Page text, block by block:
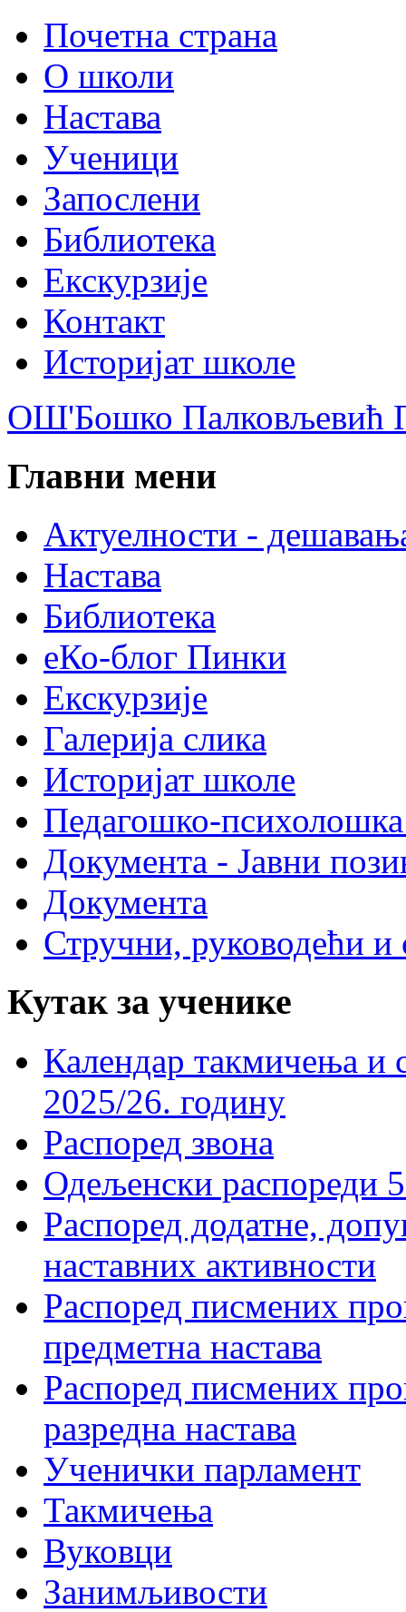
Почетна страна
О школи
Настава
Ученици
Запослени
Библиотека
Екскурзије
Контакт
Историјат школе
ОШ'Бошко Палковљевић
Главни мени
Актуелности -
Настава
Библиотека
еКо-блог Пинки
Екскурзије
Галерија слика
Историјат школе
Педагошко-психолошка
Документа - Јавни
Документа
Стручни, руководећи и
Кутак за ученике
Календар такмичења
2025/26. годину
Распоред звона
Одељенски распореди
Распоред додатне,
наставних активности
Распоред писмених
предметна настава
Распоред писмених
разредна настава
Ученички парламент
Такмичења
Вуковци
Занимљивости